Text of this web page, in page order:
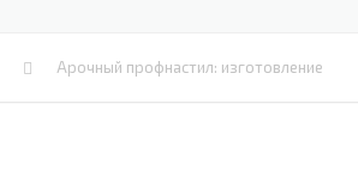
Арочный профнастил: изготовление